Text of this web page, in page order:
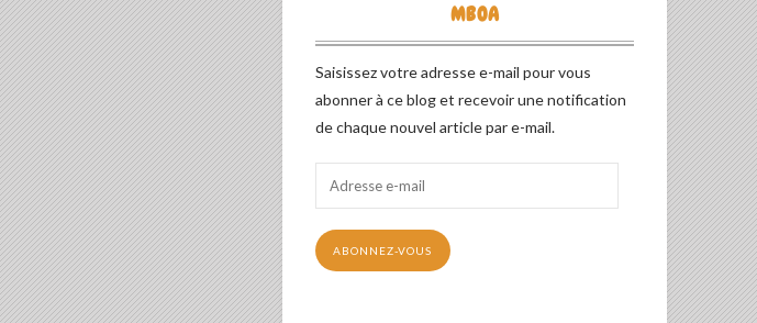
MBOA
Saisissez votre adresse e-mail pour vous
abonner à ce blog et recevoir une notification
de chaque nouvel article par e-mail.
mail
ABONNEZ-VOUS